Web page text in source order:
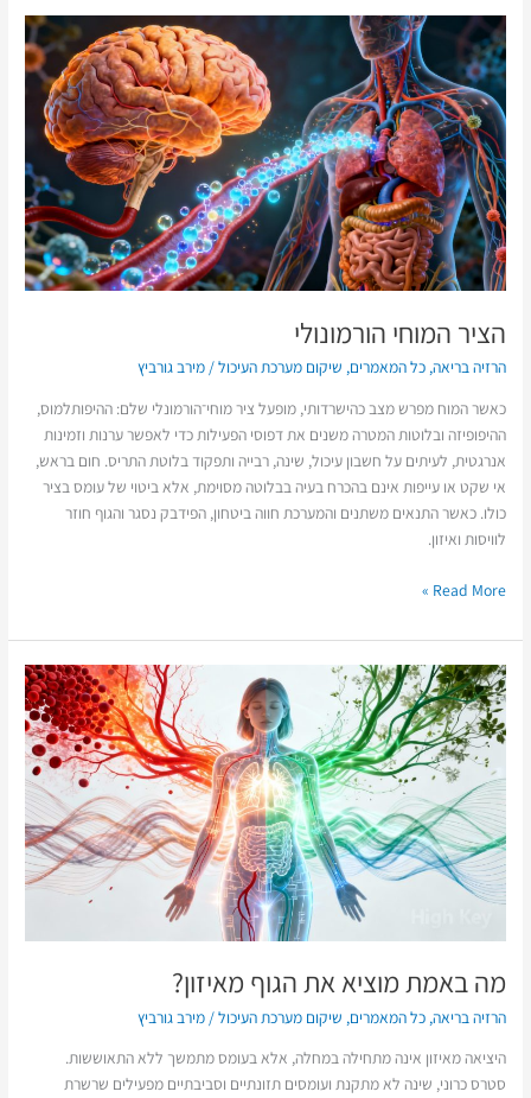
הציר המוחי הורמונולי
הרזיה בריאה,כל המאמרים, שיקום מערכת העיכול/מירב גורביץ
כאשר המוח מפרש מצב כהישרדותי, מופעל ציר מוחי־הורמונלי שלם: ההיפותלמוס,
ההיפופיזה ובלוטות המטרה משנים את דפוסי הפעילות כדי לאפשר ערנות וזמינות
אנרגטית, לעיתים על חשבון עיכול, שינה, רבייה ותפקוד בלוטת התריס. חום בראש,
אי שקט או עייפות אינם בהכרח בעיה בבלוטה מסוימת, אלא ביטוי של עומס בציר
כולו. כאשר התנאים משתנים והמערכת חווה ביטחון, הפידבק נסגר והגוף חוזר
לוויסות ואיזון.
הציר
המוחי
הורמונולי
Read More »
מה באמת מוציא את הגוף מאיזון?
הרזיה בריאה,כל המאמרים, שיקום מערכת העיכול/מירב גורביץ
היציאה מאיזון אינה מתחילה במחלה, אלא בעומס מתמשך ללא התאוששות.
סטרס כרוני, שינה לא מתקנת ועומסים תזונתיים וסביבתיים מפעילים שרשרת
מה
באמת
מוציא
את
הגוף
מאיזון?